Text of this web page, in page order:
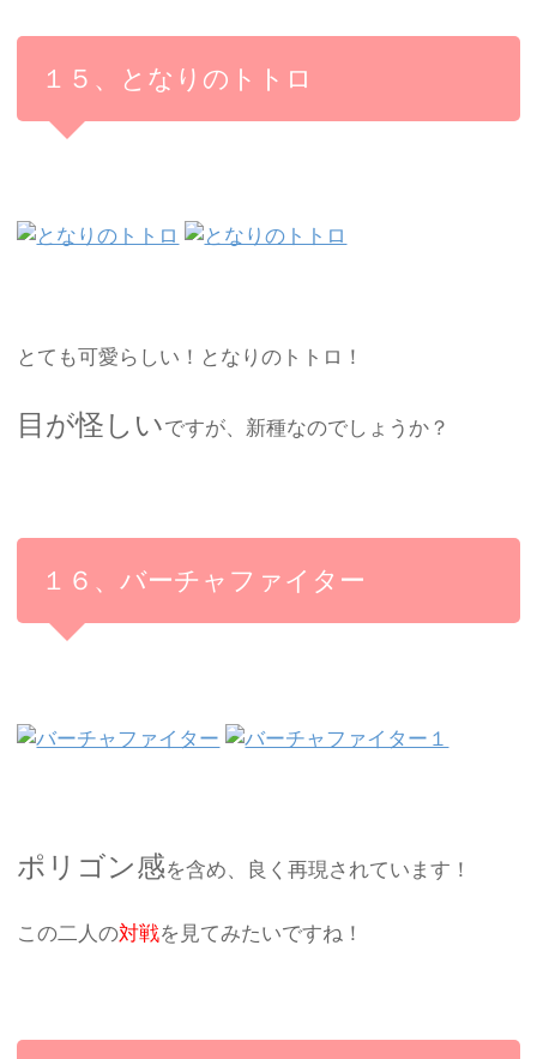
１５、となりのトトロ
とても可愛らしい！となりのトトロ！
目が怪しいですが、新種なのでしょうか？
１６、バーチャファイター
ポリゴン感を含め、良く再現されています！
この二人の対戦を見てみたいですね！